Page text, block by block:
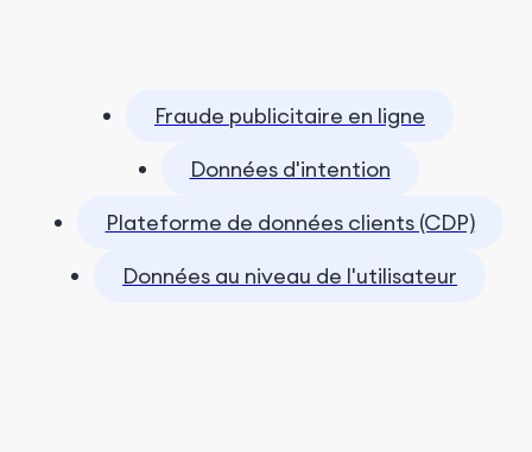
Fraude publicitaire en ligne
Données d'intention
Plateforme de données clients (CDP)
Données au niveau de l'utilisateur